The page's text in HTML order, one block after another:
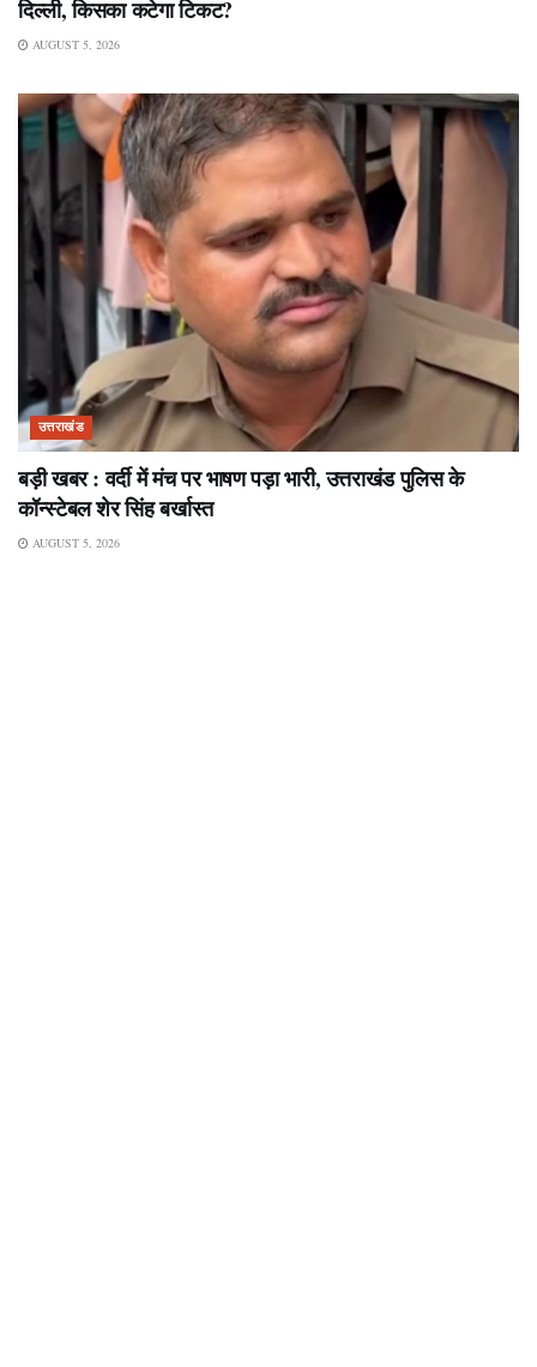
दिल्ली, किसका कटेगा टिकट?
AUGUST 5, 2026
उत्तराखंड
बड़ी खबर : वर्दी में मंच पर भाषण पड़ा भारी, उत्तराखंड पुलिस के
कॉन्स्टेबल शेर सिंह बर्खास्त
AUGUST 5, 2026